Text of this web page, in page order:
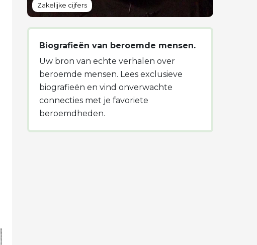
Zakelijke cijfers
Biografieën van beroemde mensen.
Uw bron van echte verhalen over
beroemde mensen. Lees exclusieve
biografieën en vind onverwachte
connecties met je favoriete
beroemdheden.